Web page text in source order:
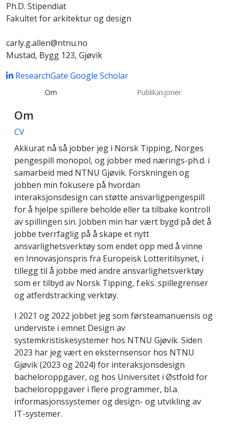
Ph.D. Stipendiat
Fakultet for arkitektur og design
carly.g.allen@ntnu.no
Mustad, Bygg 123, Gjøvik
ResearchGate Google Scholar
Om Publikasjoner
Om
CV
Akkurat nå så jobber jeg i Norsk Tipping, Norges
pengespill monopol, og jobber med nærings-ph.d. i
samarbeid med NTNU Gjøvik. Forskningen og
jobben min fokusere på hvordan
interaksjonsdesign can støtte ansvarligpengespill
for å hjelpe spillere beholde eller ta tilbake kontroll
av spillingen sin. Jobben min har vært bygd på det å
jobbe tverrfaglig på å skape et nytt
ansvarlighetsverktøy som endet opp med å vinne
en Innovasjonspris fra Europeisk Lotteritilsynet, i
tillegg til å jobbe med andre ansvarlighetsverktøy
som er tilbyd av Norsk Tipping, f.eks. spillegrenser
og atferdstracking verktøy.
I 2021 og 2022 jobbet jeg som førsteamanuensis og
underviste i emnet Design av
systemkristiskesystemer hos NTNU Gjøvik. Siden
2023 har jeg vært en eksternsensor hos NTNU
Gjøvik (2023 og 2024) for interaksjonsdesign
bacheloroppgaver, og hos Universitet i Østfold for
bacheloroppgaver i flere programmer, bl.a.
informasjonssystemer og design- og utvikling av
IT-systemer.